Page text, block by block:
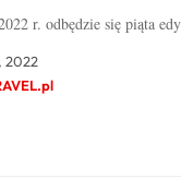
r. odbędzie się piąta
2022